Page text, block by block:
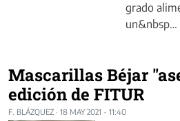
grado
un&nbsp…
Mascarillas Béjar
edición de FITUR
F. BLÁZQUEZ · 18 MAY 2021 - 11:40